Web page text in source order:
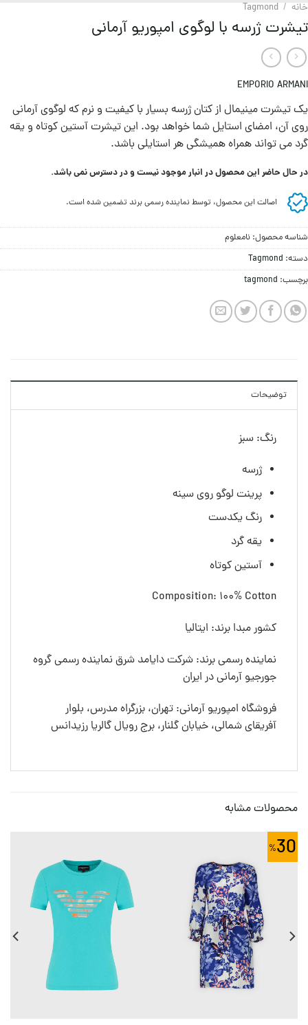
خانه /
Tagmond
تیشرت ژرسه با لوگوی امپوریو آرمانی
EMPORIO ARMANI
یک تیشرت مینیمال از کتان ژرسه بسیار با کیفیت و نرم که لوگوی آرمانی
روی آن، امضای استایل شما خواهد بود. این تیشرت آستین کوتاه و یقه
گرد می تواند همراه همیشگی هر استایلی باشد.
در حال حاضر این محصول در انبار موجود نیست و در دسترس نمی باشد.
اصالت این محصول، توسط نماینده رسمی برند تضمین شده است.
شناسه محصول: نامعلوم
دسته: Tagmond
برچسب: tagmond
توضیحات
رنگ: سبز
ژرسه
پرینت لوگو روی سینه
رنگ یکدست
یقه گرد
آستین کوتاه
Composition: 100% Cotton
کشور مبدا برند: ایتالیا
نماینده رسمی برند: شرکت دایامد شرق نماینده رسمی گروه
جورجیو آرمانی در ایران
فروشگاه امپوریو آرمانی: تهران، بزرگراه مدرس، بلوار
آفریقای شمالی، خیابان گلنار، برج رویال گالریا رزیدانس
محصولات مشابه
30